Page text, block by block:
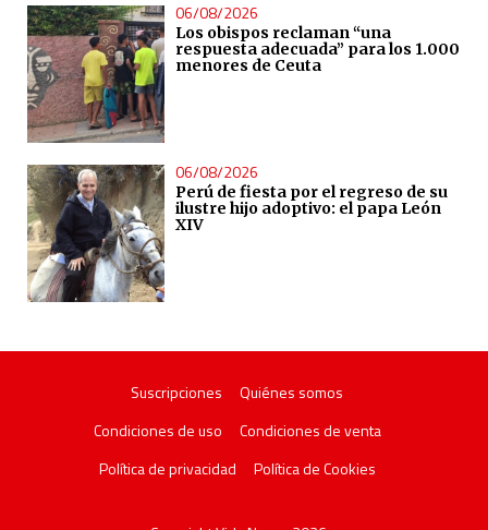
06/08/2026
Los obispos reclaman “una
respuesta adecuada” para los 1.000
menores de Ceuta
06/08/2026
Perú de fiesta por el regreso de su
ilustre hijo adoptivo: el papa León
XIV
Suscripciones
Quiénes somos
Condiciones de uso
Condiciones de venta
Política de privacidad
Política de Cookies